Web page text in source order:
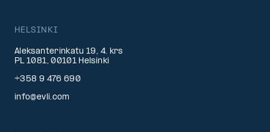
HELSINKI
Aleksanterinkatu 19, 4. krs
PL 1081, 00101 Helsinki
+358 9 476 690
info@evli.com